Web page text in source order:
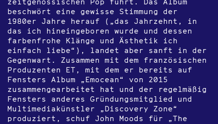
beschwört eine gewisse Stimmung der
1980er Jahre herauf („das Jahrzehnt, in
das ich hineingeboren wurde und dessen
farbenfrohe Klänge und Ästhetik ich
einfach liebe“), landet aber sanft in der
Gegenwart. Zusammen mit dem französischen
Produzenten ET, mit dem er bereits auf
Fensters Album „Emocean“ von 2015
zusammengearbeitet hat und der regelmäßig
Fensters anderes Gründungsmitglied und
Multimediakünstler „Discovery Zone“
produziert, schuf John Moods für „The